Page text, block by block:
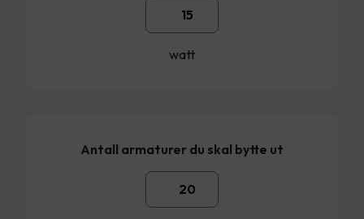
watt
Antall armaturer du skal bytte ut